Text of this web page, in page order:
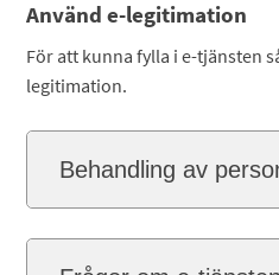
Använd e-legitimation
För att kunna fylla i e-tjänsten
legitimation.
Behandling av